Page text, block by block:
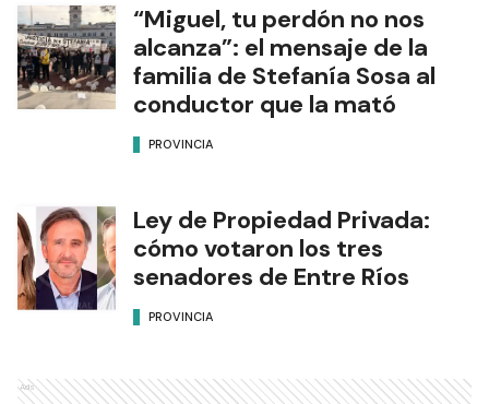
“Miguel, tu perdón no nos
alcanza”: el mensaje de la
familia de Stefanía Sosa al
conductor que la mató
PROVINCIA
Ley de Propiedad Privada:
cómo votaron los tres
senadores de Entre Ríos
PROVINCIA
Ads